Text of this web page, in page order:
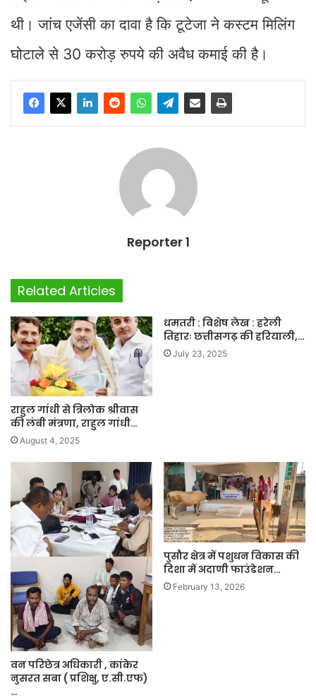
थी। जांच एजेंसी का दावा है कि टूटेजा ने कस्टम मिलिंग
घोटाले से 30 करोड़ रुपये की अवैध कमाई की है।
Reporter 1
Related Articles
राहुल गांधी से त्रिलोक श्रीवास
की लंबी मंत्रणा, राहुल गांधी…
August 4, 2025
धमतरी : विशेष लेख : हरेली
तिहारः छत्तीसगढ़ की हरियाली,…
July 23, 2025
वन परिछेत्र अधिकारी , कांकेर
नुसरत सबा ( प्रशिक्षु, ए.सी.एफ)
…
पुसौर क्षेत्र में पशुधन विकास की
दिशा में अदाणी फाउंडेशन…
February 13, 2026